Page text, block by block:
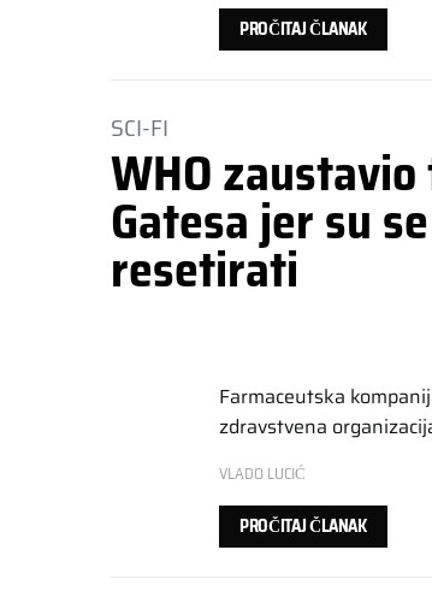
PROČITAJ ČLANAK
SCI-FI
WHO
Gatesa jer su
resetirati
Farmaceutska
zdravstvena
VLADO LUCIĆ
PROČITAJ ČLANAK